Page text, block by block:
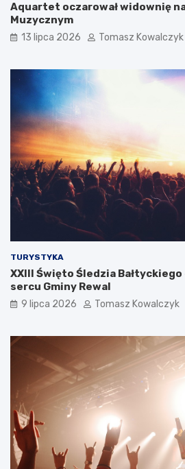
Aquartet oczarował widownię
Muzycznym
13 lipca 2026 Tomasz Kowalczyk
TURYSTYKA
XXIII Święto Śledzia
sercu Gminy Rewal
9 lipca 2026 Tomasz Kowalczyk